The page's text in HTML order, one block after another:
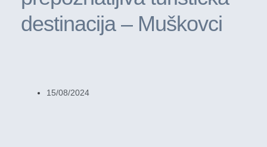
destinacija – Muškovci
15/08/2024